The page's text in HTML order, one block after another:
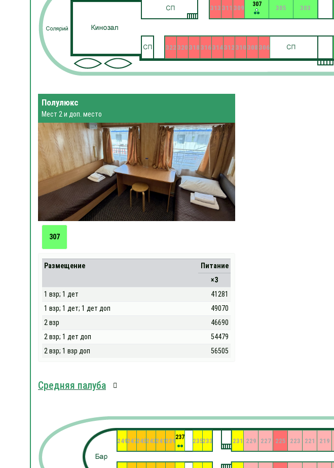
303
305
306
307
308
309
310
311
312
313
314
316
318
320
322
Полулюкс
Мест 2 и доп. место
307
Размещение
Питание
×3
1 взр; 1 дет
41281
1 взр; 1 дет; 1 дет доп
49070
2 взр
46690
2 взр; 1 дет доп
54479
2 взр; 1 взр доп
56505
Средняя палуба
219
221
223
225
227
229
231
233
235
237
239
241
243
245
247
249